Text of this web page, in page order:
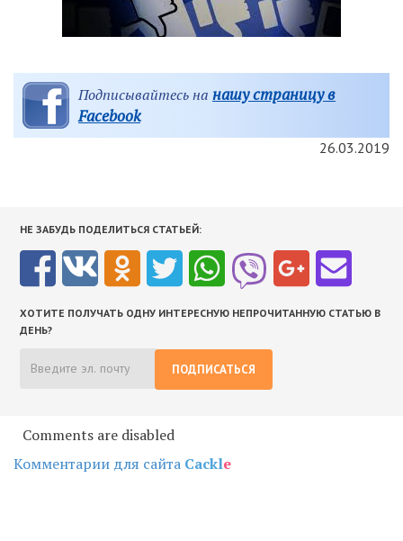
Подписывайтесь на нашу страницу в
Facebook
26.03.2019
НЕ ЗАБУДЬ ПОДЕЛИТЬСЯ СТАТЬЕЙ:
ХОТИТЕ ПОЛУЧАТЬ ОДНУ ИНТЕРЕСНУЮ НЕПРОЧИТАННУЮ СТАТЬЮ В
ДЕНЬ?
ПОДПИСАТЬСЯ
Comments are disabled
Комментарии для сайта Cackle